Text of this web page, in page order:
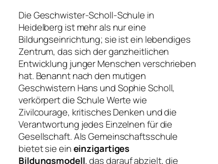
Die Geschwister-Scholl-Schule in
Heidelberg ist mehr als nur eine
Bildungseinrichtung; sie ist ein lebendiges
Zentrum, das sich der ganzheitlichen
Entwicklung junger Menschen verschrieben
hat. Benannt nach den mutigen
Geschwistern Hans und Sophie Scholl,
verkörpert die Schule Werte wie
Zivilcourage, kritisches Denken und die
Verantwortung jedes Einzelnen für die
Gesellschaft. Als Gemeinschaftsschule
bietet sie eineinzigartiges
Bildungsmodell, das darauf abzielt, die